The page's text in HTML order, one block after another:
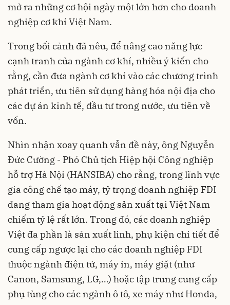
mở ra những cơ hội ngày một lớn hơn cho doanh
nghiệp cơ khí Việt Nam.
Trong bối cảnh đã nêu, để nâng cao năng lực
cạnh tranh của ngành cơ khí, nhiều ý kiến cho
rằng, cần đưa ngành cơ khí vào các chương trình
phát triển, ưu tiên sử dụng hàng hóa nội địa cho
các dự án kinh tế, đầu tư trong nước, ưu tiên về
vốn.
Nhìn nhận xoay quanh vẫn đề này, ông Nguyễn
Đức Cường - Phó Chủ tịch Hiệp hội Công nghiệp
hỗ trợ Hà Nội (HANSIBA) cho rằng, trong lĩnh vực
gia công chế tạo máy, tỷ trọng doanh nghiệp FDI
đang tham gia hoạt động sản xuất tại Việt Nam
chiếm tỷ lệ rất lớn. Trong đó, các doanh nghiệp
Việt đa phần là sản xuất linh, phụ kiện chi tiết để
cung cấp ngược lại cho các doanh nghiệp FDI
thuộc ngành điện tử, máy in, máy giặt (như
Canon, Samsung, LG,…) hoặc tập trung cung cấp
phụ tùng cho các ngành ô tô, xe máy như Honda,